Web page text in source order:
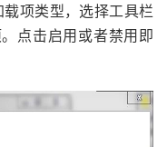
项类型，选择工具栏
点击启用或者禁用即